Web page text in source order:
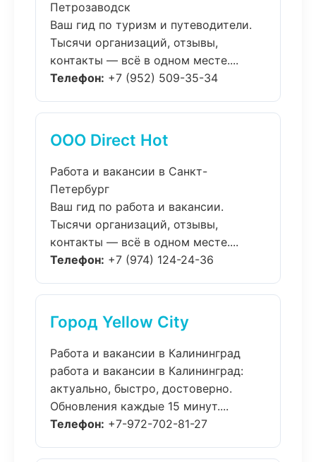
Петрозаводск
Ваш гид по туризм и путеводители.
Тысячи организаций, отзывы,
контакты — всё в одном месте....
Телефон: +7 (952) 509-35-34
ООО Direct Hot
Работа и вакансии в Санкт-
Петербург
Ваш гид по работа и вакансии.
Тысячи организаций, отзывы,
контакты — всё в одном месте....
Телефон: +7 (974) 124-24-36
Город Yellow City
Работа и вакансии в Калининград
работа и вакансии в Калининград:
актуально, быстро, достоверно.
Обновления каждые 15 минут....
Телефон: +7-972-702-81-27